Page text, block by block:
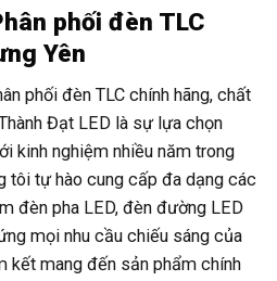
phối đèn TLC
Yên
phối đèn TLC chính hãng, chất
Đạt LED là sự lựa chọn
kinh nghiệm nhiều năm trong
tôi tự hào cung cấp đa dạng các
đèn pha LED, đèn đường LED
mọi nhu cầu chiếu sáng của
kết mang đến sản phẩm chính